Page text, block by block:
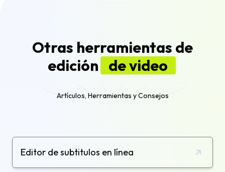
Otras herramientas de
edición de video
Artículos, Herramientas y Consejos
Editor de subtitulos en línea